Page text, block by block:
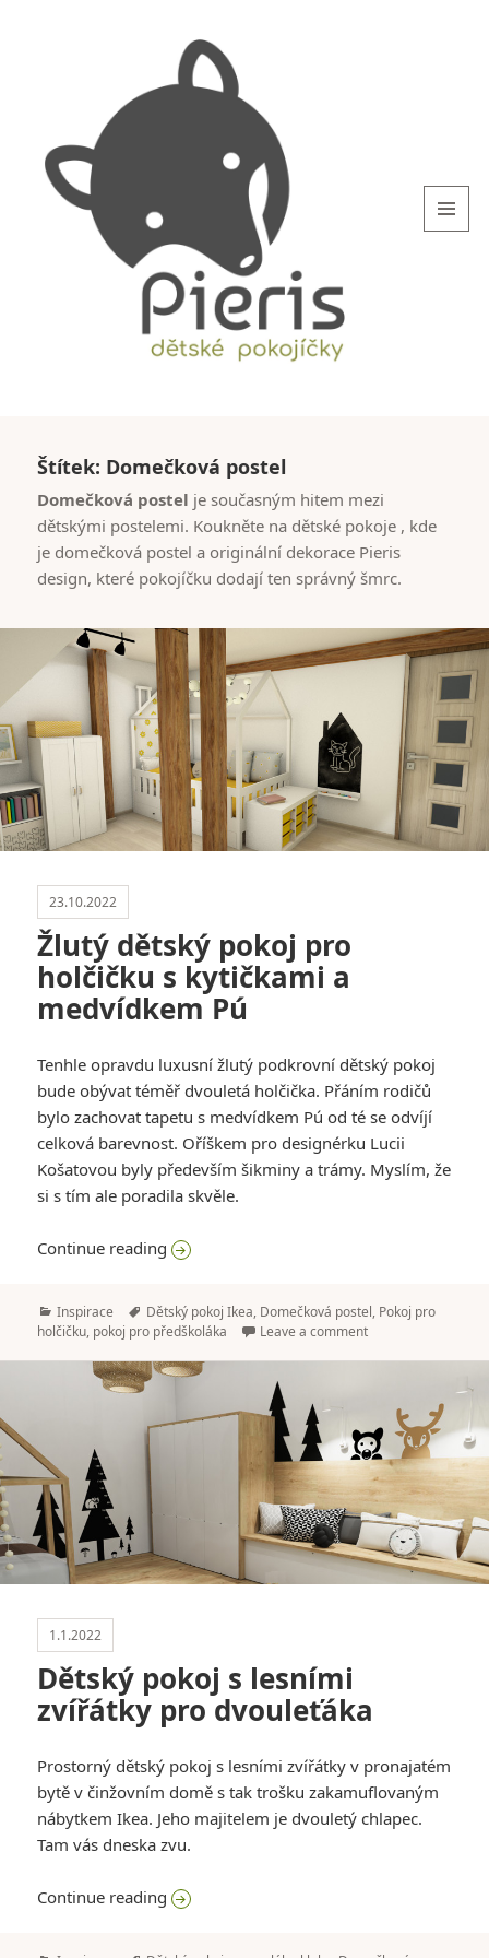
Štítek: Domečková postel
Domečková postel je současným hitem mezi
dětskými postelemi. Koukněte na dětské pokoje , kde
je domečková postel a originální dekorace Pieris
design, které pokojíčku dodají ten správný šmrc.
23.10.2022
Žlutý dětský pokoj pro
holčičku s kytičkami a
medvídkem Pú
Tenhle opravdu luxusní žlutý podkrovní dětský pokoj
bude obývat téměř dvouletá holčička. Přáním rodičů
bylo zachovat tapetu s medvídkem Pú od té se odvíjí
celková barevnost. Oříškem pro designérku Lucii
Košatovou byly především šikminy a trámy. Myslím, že
si s tím ale poradila skvěle.
Continue readingŽlutý dětský pokoj pro holčičku s
Categories
Inspirace Tags
Dětský pokoj Ikea, Domečková postel, Pokoj pro
holčičku, pokoj pro předškoláka Leave a comment
1.1.2022
Dětský pokoj s lesními
zvířátky pro dvouleťáka
Prostorný dětský pokoj s lesními zvířátky v pronajatém
bytě v činžovním domě s tak trošku zakamuflovaným
nábytkem Ikea. Jeho majitelem je dvouletý chlapec.
Tam vás dneska zvu.
Continue readingDětský pokoj s lesními zvířátky pro